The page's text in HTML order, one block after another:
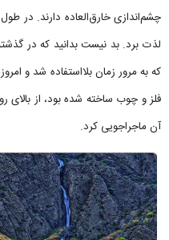
چشم‌اندازی خارق‌العاده دارند. در
لذت برد. بد نیست بدانید که در
که به مرور زمان بلااستفاده شد و
فلز و چوب ساخته شده بود، از بالای
آن ماجراجویی کرد.